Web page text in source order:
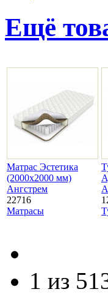
Ещё
Матрас Эстетика
(2000х2000 мм)
Ангстрем
22716
Матрасы
1 из